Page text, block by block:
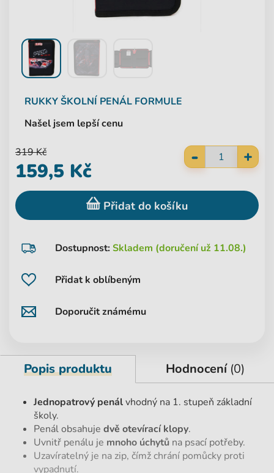
RUKKYŠKOLNÍ PENÁL FORMULE
Našel jsem lepší cenu
Přidat k oblíbeným
Doporučit známému
Dostupnost:Skladem (doručení už 11.08.)
- +
319 Kč
159,5 Kč
Přidat do košíku
Popis produktu Hodnocení (0)
Jednopatrový penálvhodný na 1. stupeň základní
školy.
Penál obsahuje dvě otevírací klopy.
Uvnitř penálu je mnoho úchytů na psací potřeby.
Uzavíratelný je na zip, čímž chrání pomůcky proti
vypadnutí.